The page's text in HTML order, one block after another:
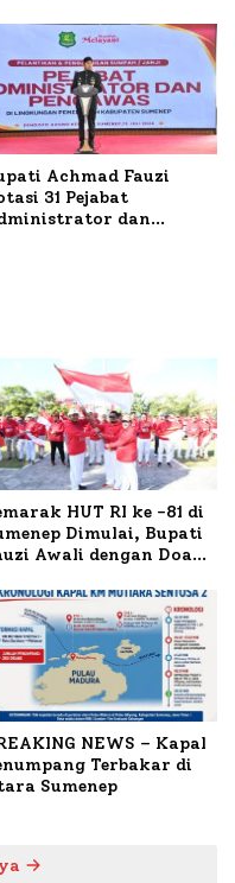
Kecamatan
Achmad Fauzi
31 Pejabat
dan
HUT RI ke -81 di
Dimulai, Bupati
Awali dengan Doa
NEWS – Kapal
Terbakar di
Sumenep